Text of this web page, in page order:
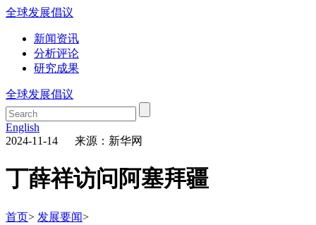
全球发展倡议
新闻资讯
分析评论
研究成果
全球发展倡议
English
2024-11-14 来源：新华网
丁薛祥访问阿塞拜疆
首页> 发展要闻>